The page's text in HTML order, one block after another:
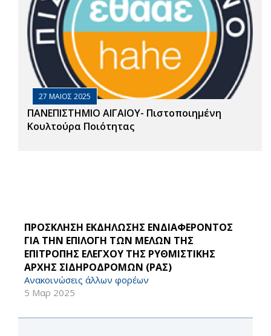
27 ΜΑΙΟΣ 2025
ΠΑΝΕΠΙΣΤΗΜΙΟ ΑΙΓΑΙΟΥ- Πιστοποιημένη
Κουλτούρα Ποιότητας
ΠΡΟΣΚΛΗΣΗ ΕΚΔΗΛΩΣΗΣ ΕΝΔΙΑΦΕΡΟΝΤΟΣ
ΓΙΑ ΤΗΝ ΕΠΙΛΟΓΗ ΤΩΝ ΜΕΛΩΝ ΤΗΣ
ΕΠΙΤΡΟΠΗΣ ΕΛΕΓΧΟΥ ΤΗΣ ΡΥΘΜΙΣΤΙΚΗΣ
ΑΡΧΗΣ ΣΙΔΗΡΟΔΡΟΜΩΝ (ΡΑΣ)
Ανακοινώσεις άλλων φορέων
5 Μαρ 2025